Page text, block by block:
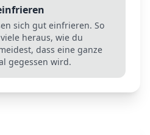
sich gut einfrieren. So
heraus, wie du
dass eine ganze
gegessen wird.